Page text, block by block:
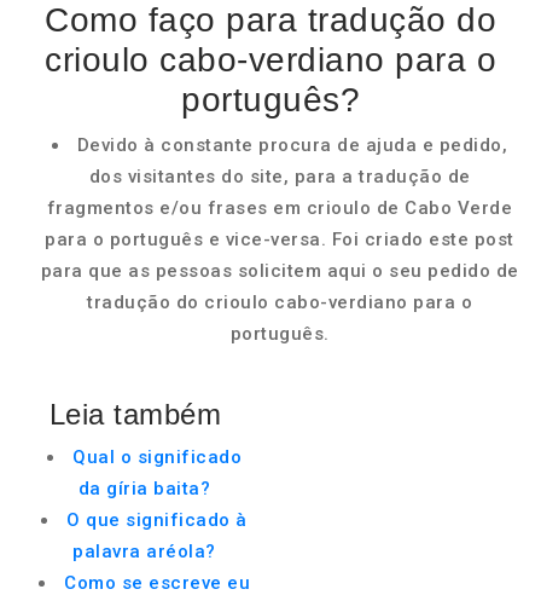
Como faço para tradução do
crioulo cabo-verdiano para o
português?
Devido à constante procura de ajuda e pedido,
dos visitantes do site, para a tradução de
fragmentos e/ou frases em crioulo de Cabo Verde
para o português e vice-versa. Foi criado este post
para que as pessoas solicitem aqui o seu pedido de
tradução do crioulo cabo-verdiano para o
português.
Leia também
Qual o significado
da gíria baita?
O que significado à
palavra aréola?
Como se escreve eu